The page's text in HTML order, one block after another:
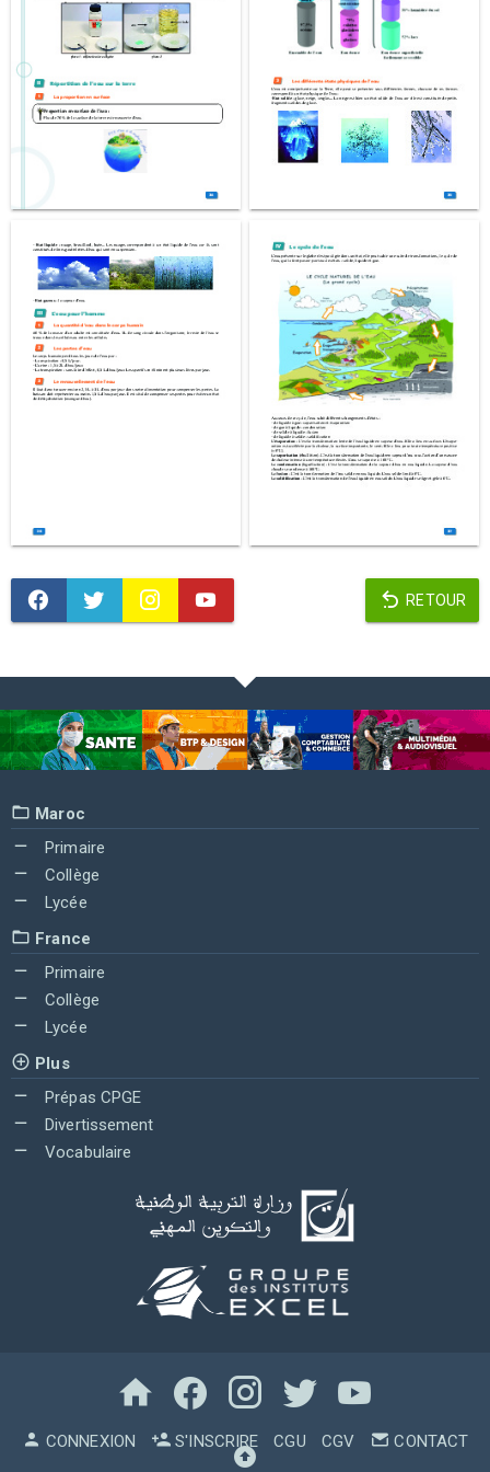
RETOUR
Maroc
Primaire
Collège
Lycée
France
Primaire
Collège
Lycée
Plus
Prépas CPGE
Divertissement
Vocabulaire
CONNEXION S'INSCRIRE CGU CGV CONTACT